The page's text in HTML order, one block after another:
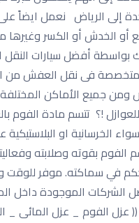
إلى الرياض نعمل ايضاً
الخدش أو الكسر وغيرها
بواسطة أفضل سيارات
فى نقل العفش من
جميع الأماكن
المملكة للعوازل !؟ تتسم مادة
الخرسانية او
بقوته وصلابته
التحكم في سماكته. موفر
الموجودة داخل
(( عزل الفوم _ عزل المائى